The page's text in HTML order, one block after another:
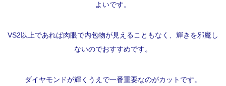
よいです。
VS2以上であれば肉眼で内包物が見えることもなく、輝きを邪魔し
ないのでおすすめです。
ダイヤモンドが輝くうえで一番重要なのがカットです。